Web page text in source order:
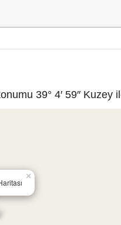
39° 4′ 59″ Kuzey
×